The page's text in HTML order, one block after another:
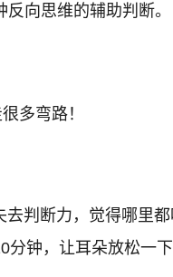
向思维的辅助判断。
多弯路！
判断力，觉得哪里
分钟，让耳朵放松一